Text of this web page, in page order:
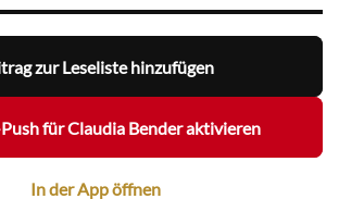
zur Leseliste hinzufügen
für Claudia Bender aktivieren
In der App öffnen